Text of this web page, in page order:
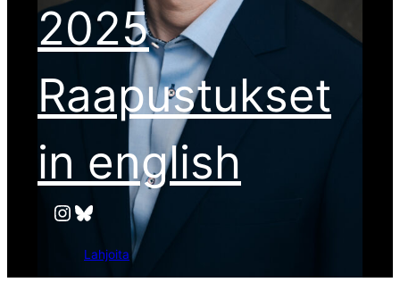
2025
Raapustukset
in english
Instagram Bluesky
Lahjoita